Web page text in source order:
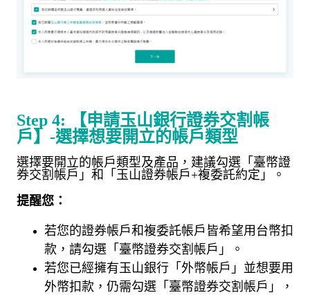
Step 4:
【申請玉山銀行證券交割帳
戶】 -選擇想要開立的帳戶類型
選擇要開立的帳戶類型及產品，建議勾選「臺幣證
券交割帳戶」和「玉山證券帳戶+複委託約定」。
提醒您：
若您的證券帳戶和複委託帳戶皆希望用台幣扣
款，請勾選 「臺幣證券交割帳戶」。
若您已經擁有玉山銀行 「外幣帳戶」並想要用
外幣扣款，仍需勾選 「臺幣證券交割帳戶」，